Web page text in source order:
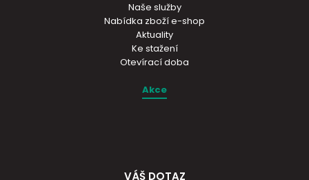
Naše služby
Nabídka zboží e-shop
Aktuality
Ke stažení
Otevírací doba
Akce
VÁŠ DOTAZ